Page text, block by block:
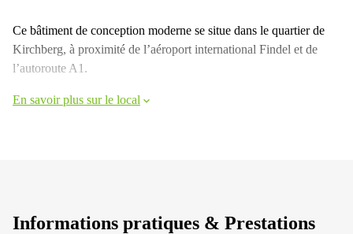
Ce bâtiment de conception moderne se situe dans le quartier de
Kirchberg, à proximité de l’aéroport international Findel et de
l’autoroute A1.
En savoir plus sur le local
Informations pratiques & Prestations